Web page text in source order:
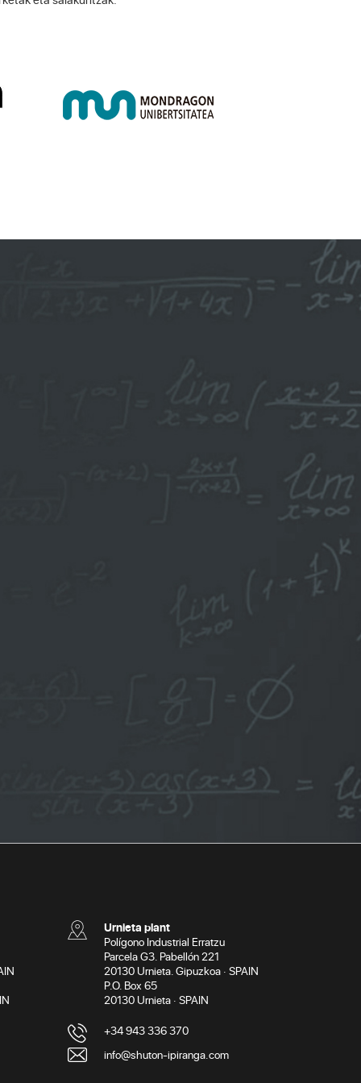
Urnieta plant
Polígono Industrial Erratzu
Parcela G3. Pabellón 221
20130 Urnieta. Gipuzkoa · SPAIN
P.O. Box 65
20130 Urnieta · SPAIN
+34 943 336 370
info@shuton-ipiranga.com